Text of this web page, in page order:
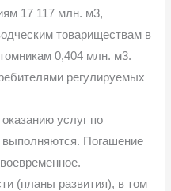
17 117 млн. м3,
товариществам в
0,404 млн. м3.
регулируемых
услуг по
выполняются. Погашение
(планы развития), в том